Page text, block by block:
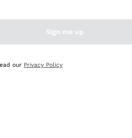
Sign me up
our Privacy Policy